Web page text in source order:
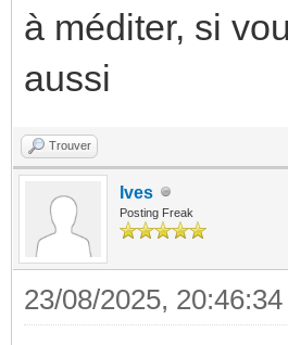
à méditer, si
aussi
Trouver
Ives
Posting Freak
23/08/2025, 20:46:34